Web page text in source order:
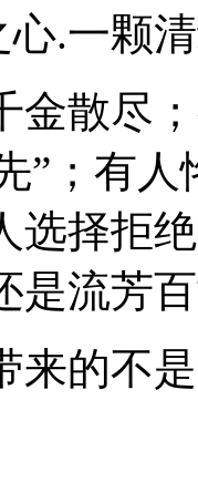
.一颗
金散尽
”；有
选择拒
是流芳
来的不